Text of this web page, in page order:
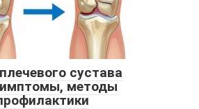
сустава
методы